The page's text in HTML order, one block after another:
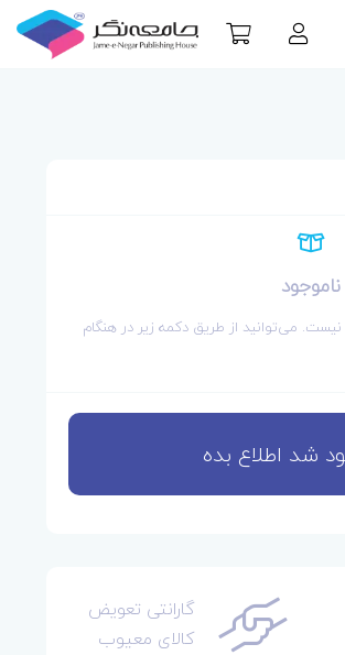
ناموجود
می‌توانید از طریق دکمه زیر در هنگام
شد اطلاع بده
گارانتی تعویض
کالای معیوب